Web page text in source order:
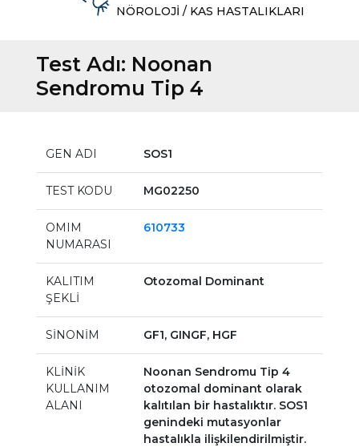
NÖROLOJİ / KAS HASTALIKLARI
Test Adı: Noonan
Sendromu Tip 4
GEN ADI SOS1
TEST KODU MG02250
OMIM
NUMARASI
610733
KALITIM
ŞEKLİ
Otozomal Dominant
SİNONİM GF1, GINGF, HGF
KLİNİK
KULLANIM
ALANI
Noonan Sendromu Tip 4
otozomal dominant olarak
kalıtılan bir hastalıktır. SOS1
genindeki mutasyonlar
hastalıkla ilişkilendirilmiştir.